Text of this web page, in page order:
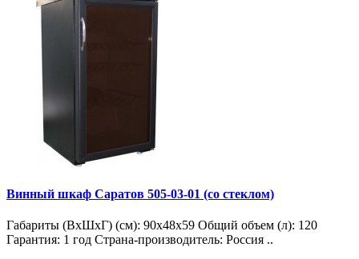
Винный шкаф Саратов 505-03-01 (со стеклом)
Габариты (ВxШxГ) (см): 90x48x59 Общий объем (л): 120
Гарантия: 1 год Страна-производитель: Россия ..